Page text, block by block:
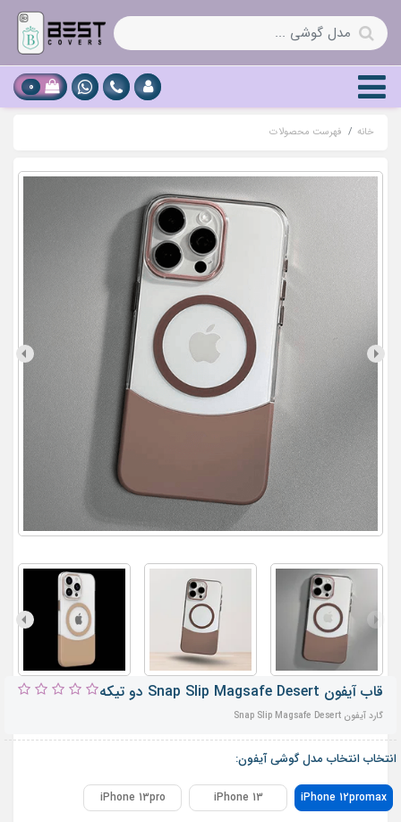
0
خانه فهرست محصولات
قاب آیفون Snap Slip Magsafe Desert دو تیکه
گارد آیفون Snap Slip Magsafe Desert
انتخاب انتخاب مدل گوشی آیفون:
iPhone 12promax
iPhone 13
iPhone 13pro